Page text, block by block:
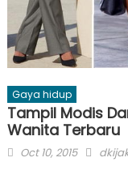
Gaya hidup
Tampil Modis
Wanita Terbaru
Posted
Oct 10, 2015